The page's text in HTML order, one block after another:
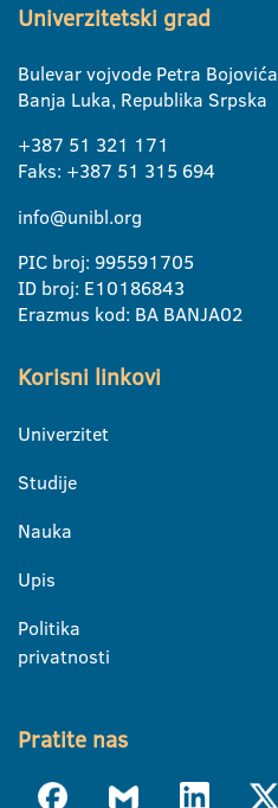
Univerzitetski grad
Bulevar vojvode Petra Bojovića
Banja Luka, Republika Srpska
+387 51 321 171
Faks: +387 51 315 694
info@unibl.org
PIC broj: 995591705
ID broj: E10186843
Erazmus kod: BA BANJA02
Korisni linkovi
Univerzitet
Studije
Nauka
Upis
Politika
privatnosti
Pratite nas